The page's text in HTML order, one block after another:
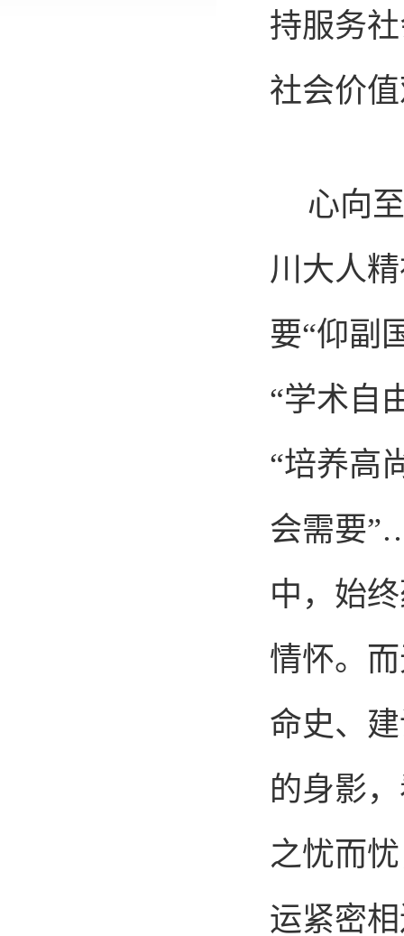
持服务
社会价
心向
川大人
要“仰副
“学术自
“培养高
会需要
中，始
情怀。
命史、
的身影
之忧而
运紧密